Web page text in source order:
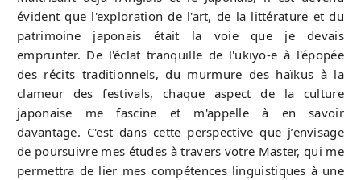
évident que l'exploration de l'art, de la littérature et du
patrimoine japonais était la voie que je devais
emprunter. De l'éclat tranquille de l'ukiyo-e à l'épopée
des récits traditionnels, du murmure des haïkus à la
clameur des festivals, chaque aspect de la culture
japonaise me fascine et m'appelle à en savoir
davantage. C'est dans cette perspective que j’envisage
de poursuivre mes études à travers votre Master, qui me
permettra de lier mes compétences linguistiques à une